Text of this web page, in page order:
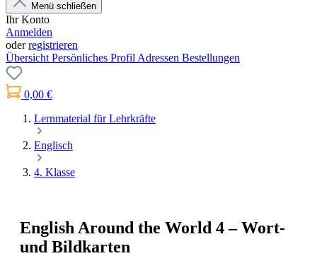
Menü schließen
Ihr Konto
Anmelden
oderregistrieren
Übersicht Persönliches Profil Adressen Bestellungen
0,00 €
Lernmaterial für Lehrkräfte
Englisch
4. Klasse
English Around the World 4 – Wort-
und Bildkarten